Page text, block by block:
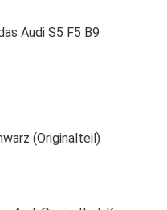
Audi S5 F5 B9
(Originalteil)